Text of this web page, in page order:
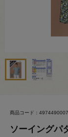
商品コード：
ソーイングパ